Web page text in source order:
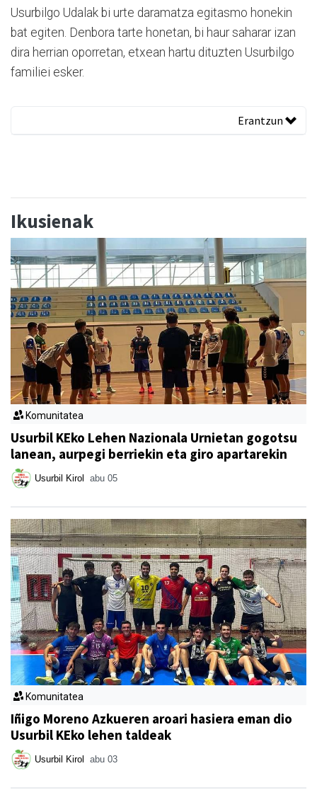
Usurbilgo Udalak bi urte daramatza egitasmo honekin
bat egiten. Denbora tarte honetan, bi haur saharar izan
dira herrian oporretan, etxean hartu dituzten Usurbilgo
familiei esker.
Erantzun
Ikusienak
Komunitatea
Usurbil KEko Lehen Nazionala Urnietan gogotsu
lanean, aurpegi berriekin eta giro apartarekin
Usurbil Kirol abu 05
Komunitatea
Iñigo Moreno Azkueren aroari hasiera eman dio
Usurbil KEko lehen taldeak
Usurbil Kirol abu 03